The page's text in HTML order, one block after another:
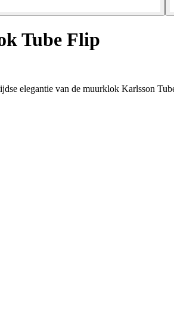
Tube Flip
elegantie van de muurklok Karlsson